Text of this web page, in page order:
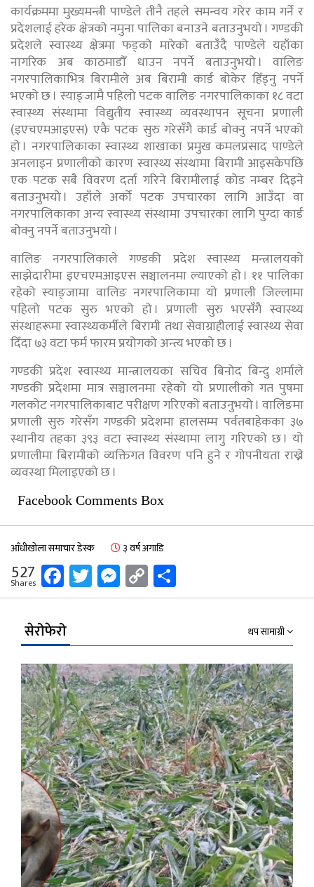
कार्यक्रममा मुख्यमन्त्री पाण्डेले तीनै तहले समन्वय गरेर काम गर्ने र
प्रदेशलाई हरेक क्षेत्रको नमुना पालिका बनाउने बताउनुभयो । गण्डकी
प्रदेशले स्वास्थ्य क्षेत्रमा फड्को मारेको बताउँदै पाण्डेले यहाँका
नागरिक अब काठमाडौँ धाउन नपर्ने बताउनुभयो । वालिङ
नगरपालिकाभित्र बिरामीले अब बिरामी कार्ड बोकेर हिँड्नु नपर्ने
भएको छ । स्याङ्जामै पहिलो पटक वालिङ नगरपालिकाका १८ वटा
स्वास्थ्य संस्थामा विद्युतीय स्वास्थ्य व्यवस्थापन सूचना प्रणाली
(इएचएमआइएस) एकै पटक सुरु गरेसँगै कार्ड बोक्नु नपर्ने भएको
हो । नगरपालिकाका स्वास्थ्य शाखाका प्रमुख कमलप्रसाद पाण्डेले
अनलाइन प्रणालीको कारण स्वास्थ्य संस्थामा बिरामी आइसकेपछि
एक पटक सबै विवरण दर्ता गरिने बिरामीलाई कोड नम्बर दिइने
बताउनुभयो । उहाँले अर्को पटक उपचारका लागि आउँदा वा
नगरपालिकाका अन्य स्वास्थ्य संस्थामा उपचारका लागि पुग्दा कार्ड
बोक्नु नपर्ने बताउनुभयो ।
वालिङ नगरपालिकाले गण्डकी प्रदेश स्वास्थ्य मन्त्रालयको
साझेदारीमा इएचएमआइएस सञ्चालनमा ल्याएको हो । ११ पालिका
रहेको स्याङ्जामा वालिङ नगरपालिकामा यो प्रणाली जिल्लामा
पहिलो पटक सुरु भएको हो । प्रणाली सुरु भएसँगै स्वास्थ्य
संस्थाहरूमा स्वास्थ्यकर्मीले बिरामी तथा सेवाग्राहीलाई स्वास्थ्य सेवा
दिँदा ७३ वटा फर्म फारम प्रयोगको अन्त्य भएको छ ।
गण्डकी प्रदेश स्वास्थ्य मान्त्रालयका सचिव बिनोद बिन्दु शर्माले
गण्डकी प्रदेशमा मात्र सञ्चालनमा रहेको यो प्रणालीको गत पुषमा
गलकोट नगरपालिकाबाट परीक्षण गरिएको बताउनुभयो । वालिङमा
प्रणाली सुरु गरेसँग गण्डकी प्रदेशमा हालसम्म पर्वतबाहेकका ३७
स्थानीय तहका ३९३ वटा स्वास्थ्य संस्थामा लागु गरिएको छ । यो
प्रणालीमा बिरामीको व्यक्तिगत विवरण पनि हुने र गोपनीयता राख्ने
व्यवस्था मिलाइएको छ ।
Facebook Comments Box
आँधीखोला समाचार डेस्क ३ वर्ष अगाडि
527
Shares Facebook
Twitter
Messenger
Copy
Link
सेरोफेरो थप सामाग्री